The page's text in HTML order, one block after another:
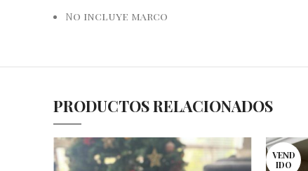
No incluye marco
PRODUCTOS RELACIONADOS
VEND
IDO